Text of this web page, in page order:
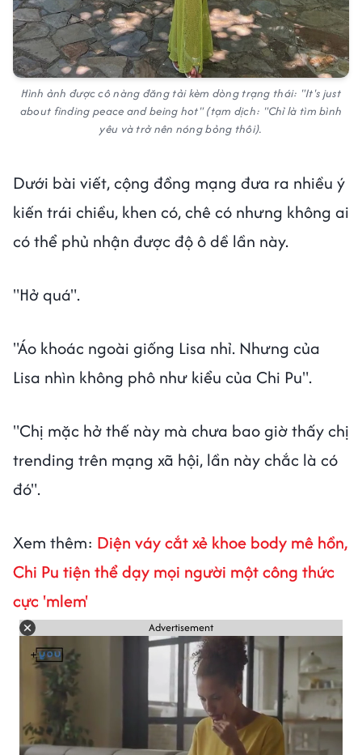
Hình ảnh được cô nàng đăng tải kèm dòng trạng thái: "It's just
about finding peace and being hot" (tạm dịch: "Chỉ là tìm bình
yêu và trở nên nóng bỏng thôi).
Dưới bài viết, cộng đồng mạng đưa ra nhiều ý
kiến trái chiều, khen có, chê có nhưng không ai
có thể phủ nhận được độ ô dề lần này.
"Hở quá".
"Áo khoác ngoài giống Lisa nhỉ. Nhưng của
Lisa nhìn không phô như kiểu của Chi Pu".
"Chị mặc hở thế này mà chưa bao giờ thấy chị
trending trên mạng xã hội, lần này chắc là có
đó".
Xem thêm: Diện váy cắt xẻ khoe body mê hồn,
Chi Pu tiện thể dạy mọi người một công thức
cực 'mlem'
Advertisement